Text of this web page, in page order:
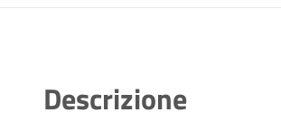
Descrizione